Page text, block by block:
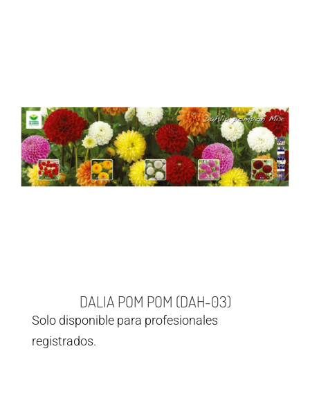
DALIA POM POM (DAH-03)
Solo disponible para profesionales
registrados.